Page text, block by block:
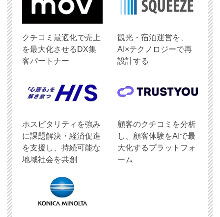
クチコミ最適化で売上
を最大化させるDX集
客パートナー
観光・宿泊運営を、
AI×テクノロジーで再
設計する
ホスピタリティを強み
に課題解決・経済促進
を支援し、持続可能な
地域社会を共創
顧客のクチコミを分析
し、顧客体験をAIで最
大化するプラットフォ
ーム